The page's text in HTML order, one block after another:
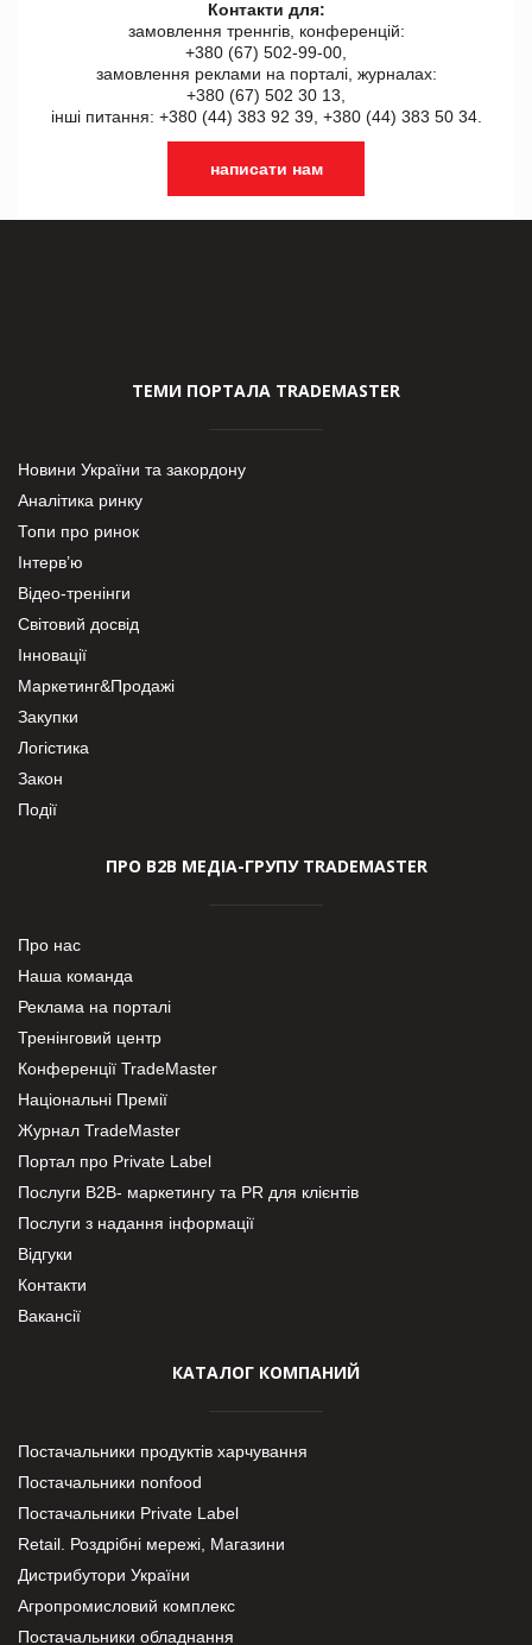
Контакти для:
замовлення треннгів, конференцій:
+380 (67) 502-99-00,
замовлення реклами на порталі, журналах:
+380 (67) 502 30 13,
інші питання: +380 (44) 383 92 39, +380 (44) 383 50 34.
написати нам
ТЕМИ ПОРТАЛА TRADEMASTER
Новини України та закордону
Аналітика ринку
Топи про ринок
Інтерв’ю
Відео-тренінги
Світовий досвід
Інновації
Маркетинг&Продажі
Закупки
Логістика
Закон
Події
ПРО В2В МЕДІА-ГРУПУ TRADEMASTER
Про нас
Наша команда
Реклама на порталі
Тренінговий центр
Конференції TradeMaster
Національні Премії
Журнал TradeMaster
Портал про Private Label
Послуги В2В- маркетингу та PR для клієнтів
Послуги з надання інформації
Відгуки
Контакти
Вакансії
КАТАЛОГ КОМПАНИЙ
Постачальники продуктів харчування
Постачальники nonfood
Постачальники Private Label
Retail. Роздрібні мережі, Магазини
Дистрибутори України
Агропромисловий комплекс
Постачальники обладнання